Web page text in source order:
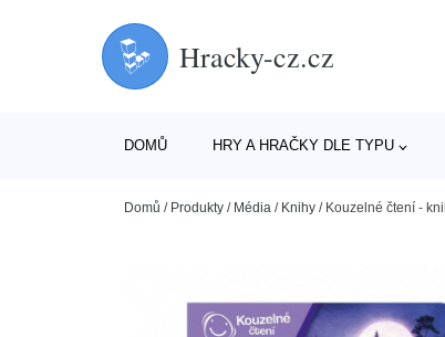
Hracky-cz.cz
DOMŮ HRY A HRAČKY DLE TYPU
Domů / Produkty / Média / Knihy / Kouzelné čtení -